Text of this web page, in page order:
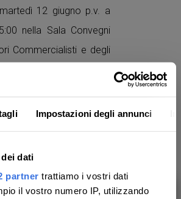
Impostazioni degli annunci
dati
partner trattiamo i vostri dati
il vostro numero IP, utilizzando
12 giugno p.v. a
nella Sala Convegni
Commercialisti e degli
Mantova. Coordinerà
Girelli, Responsabile
dell’ODCEC di